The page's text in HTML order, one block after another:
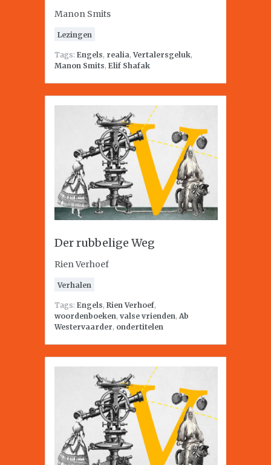
Manon Smits
Lezingen
Tags: Engels, realia,Vertalersgeluk,
Manon Smits, Elif Shafak
Der rubbelige Weg
Rien Verhoef
Verhalen
Tags: Engels, Rien Verhoef,
woordenboeken, valse vrienden, Ab
Westervaarder, ondertitelen